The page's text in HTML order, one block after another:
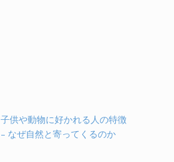
子供や動物に好かれる人の特徴
– なぜ自然と寄ってくるのか